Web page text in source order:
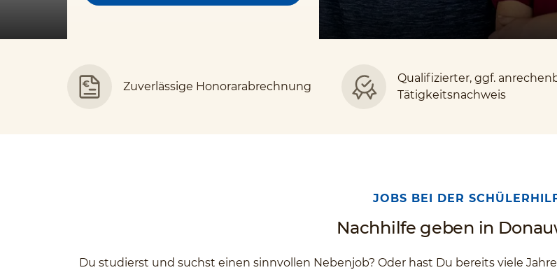
Zuverlässige Honorarabrechnung
Qualifizierter, ggf.
Tätigkeitsnachweis
JOBS BEI DER
Nachhilfe geben in
Du studierst und suchst einen sinnvollen Nebenjob? Oder hast Du bereits viele